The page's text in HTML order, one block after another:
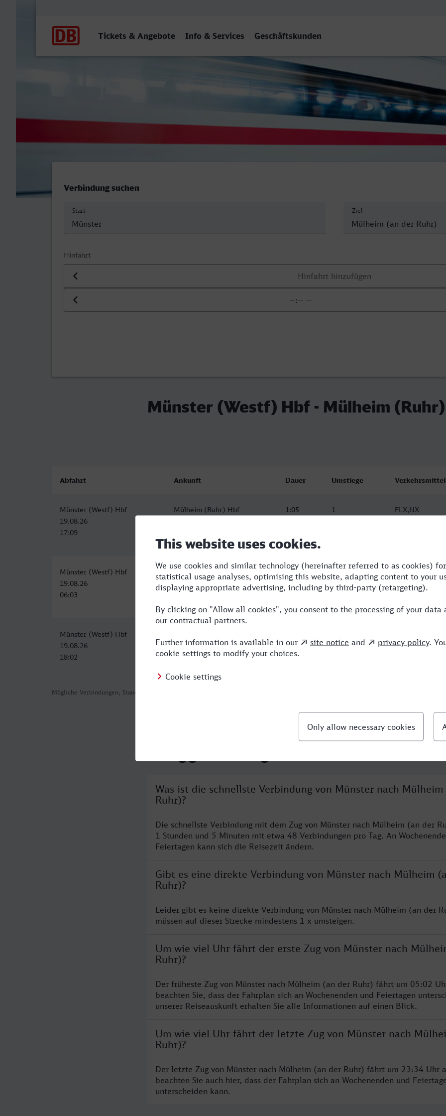
Tickets & Angebote Info & Services Geschäftskunden
Münster (Westf) Hbf - Mülheim (Ruhr) Hbf
Verbindung suchen
Start Ziel
Hinfahrt
Datum der Hinfahrt
Uhrzeit der Hinfahrt
Münster (Westf) Hbf - Mülheim
Mögliche Verbindungen, Stand: 2026-08-05 03:26
Abfahrt Ankunft Dauer Umstiege Verkehrsmittel
Münster (Westf) Hbf
19.08.26
17:09
Mülheim (Ruhr) Hbf
1:05 1 FLX,NX
Münster (Westf) Hbf
19.08.26
06:03
Mülheim (Ruhr) Hbf
19.08.26
07:14
1:11
Münster (Westf) Hbf
19.08.26
18:02
19.08.26
19:14
Was ist die schnellste Verbindung von Münster nach
Ruhr)?
Die schnellste Verbindung mit dem Zug von Münster nach Mülheim (an der
1 Stunden und 5 Minuten mit etwa 48 Verbindungen pro Tag. An
Feiertagen kann sich die Reisezeit ändern.
Gibt es eine direkte Verbindung von Münster nach Mülheim
Ruhr)?
Leider gibt es keine direkte Verbindung von Münster nach Mülheim (an der
müssen auf dieser Strecke mindestens 1 x umsteigen.
Um wie viel Uhr fährt der erste Zug von Münster nach
Ruhr)?
Der früheste Zug von Münster nach Mülheim (an der Ruhr) fährt um 05:02
beachten Sie, dass der Fahrplan sich an Wochenenden und Feiertagen
unserer Reiseauskunft erhalten Sie alle Informationen auf einen Blick.
Um wie viel Uhr fährt der letzte Zug von Münster nach
Ruhr)?
Der letzte Zug von Münster nach Mülheim (an der Ruhr) fährt um 23:34 Uhr
beachten Sie auch hier, dass der Fahrplan sich an Wochenenden und
unterscheiden kann.